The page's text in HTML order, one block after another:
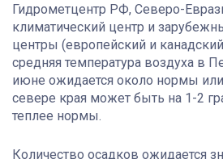
Гидрометцентр РФ, Северо-
климатический центр и
центры (европейский и
средняя температура воздуха в
июне ожидается около нормы
севере края может быть на 1-2
теплее нормы.
Количество осадков ожидается